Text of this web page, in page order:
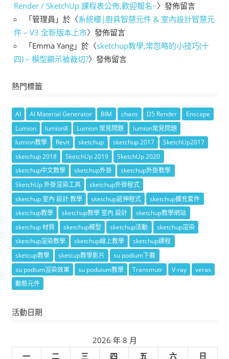
Render / SketchUp 課程表公佈,歡迎報名~〉發佈留言
「管理員 」於〈系統櫃|廚具智慧元件 & 室內設計智慧元
件 – V3 全新版本上市〉發佈留言
「Emma Yang 」於〈sketchup教學,常忽略的小技巧(十
四) – 模型顯示被裁切?〉發佈留言
熱門標籤
AI AI Material Generator BIM chaos D5 Render
Enscape
Lumion
lumion8 Lumion 常見問題
lumion常見問題
lumion教學
Revit sketchup sketchup 2017
SketchUp2017
sketchup 2018
SketchUp 2019
SketchUp 2020
sketchup中文教學
sketchup外掛
sketchup外掛教學
SketchUp 外掛渲染工具
sketchup外掛程式
sketchup 室內 設計 教學
sketchup延伸程式
sketchup擴充套件
sketchup教學
sketchup教學 室內 設計
sketchup教學網站
sketchup 材質
sketchup模型 sketchup活動
sketchup渲染
sketchup渲染教學
sketchup線上教學
sketchup課程
sketcup教學
sketcup教學影片
su podium下載
su podium渲染效果
su poduium教學 Transmutr V-ray
veras
動態元件
活動日期
2026 年 8 月
一
二 三 四 五 六 日